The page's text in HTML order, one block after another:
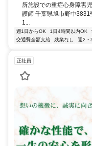
所施設での重症心身障害
護師 千葉県旭市野中
1...
週1日からOK 1日4時間以内OK
交通費全額支給
残業なし 週2・
正社員